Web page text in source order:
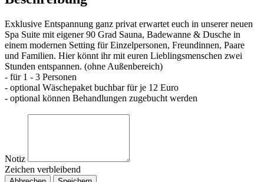
Exklusive Entspannung ganz privat erwartet euch in unserer neuen
Spa Suite mit eigener 90 Grad Sauna, Badewanne & Dusche in
einem modernen Setting für Einzelpersonen, Freundinnen, Paare
und Familien. Hier könnt ihr mit euren Lieblingsmenschen zwei
Stunden entspannen. (ohne Außenbereich)
- für 1 - 3 Personen
- optional Wäschepaket buchbar für je 12 Euro
- optional können Behandlungen zugebucht werden
Notiz
Zeichen verbleibend